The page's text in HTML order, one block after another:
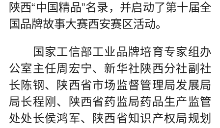
陕西“中国精品”名录，并启动了第十届全
国品牌故事大赛西安赛区活动。
国家工信部工业品牌培育专家组办
公室主任周宏宁、新华社陕西分社副社
长陈钢、陕西省市场监督管理局发展局
局长程刚、陕西省药监局药品生产监管
处处长侯鸿军、陕西省知识产权局规划